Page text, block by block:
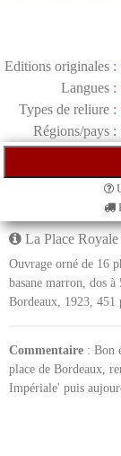
Editions originales :
Langues :
Types de reliure :
Régions/pays :
La Place
Ouvrage orné de 16
basane marron, dos
Bordeaux, 1923, 451
Commentaire : Bon
place de Bordeaux,
Impériale' puis